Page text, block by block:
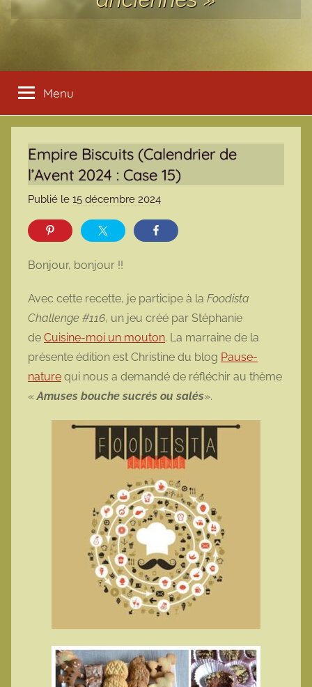
Menu
Empire Biscuits (Calendrier de
l’Avent 2024 : Case 15)
Publié le 15 décembre 2024
a
o
t
t
e
Bonjour, bonjour !!
Avec cette recette, je participe à la Foodista
Challenge #116, un jeu créé par Stéphanie
de Cuisine-moi un mouton. La marraine de la
présente édition est Christine du blog Pause-
nature qui nous a demandé de réfléchir au thème
«Amuses bouche sucrés ou salés».